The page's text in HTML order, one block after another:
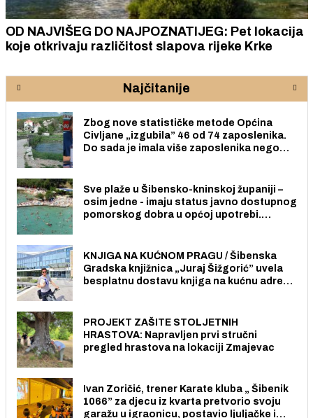
OD NAJVIŠEG DO NAJPOZNATIJEG: Pet lokacija
koje otkrivaju različitost slapova rijeke Krke
Najčitanije
Zbog nove statističke metode Općina
Civljane „izgubila” 46 od 74 zaposlenika.
Do sada je imala više zaposlenika nego
Sve plaže u Šibensko-kninskoj županiji –
osim jedne - imaju status javno dostupnog
pomorskog dobra u općoj upotrebi.
KNJIGA NA KUĆNOM PRAGU / Šibenska
Gradska knjižnica „Juraj Šižgorić” uvela
besplatnu dostavu knjiga na kućnu adresu
PROJEKT ZAŠITE STOLJETNIH
HRASTOVA: Napravljen prvi stručni
pregled hrastova na lokaciji Zmajevac
Ivan Zoričić, trener Karate kluba „ Šibenik
1066” za djecu iz kvarta pretvorio svoju
garažu u igraonicu, postavio ljuljačke i